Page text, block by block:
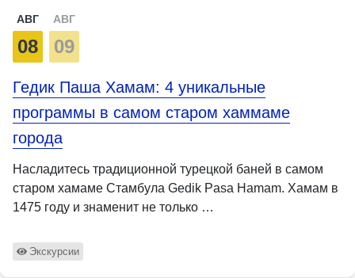
АВГ
08
АВГ
09
Гедик Паша Хамам: 4 уникальные
программы в самом старом хаммаме
города
Насладитесь традиционной турецкой баней в самом
старом хамаме Стамбула Gedik Pasa Hamam. Хамам в
1475 году и знаменит не только …
Экскурсии